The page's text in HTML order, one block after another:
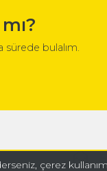
sürede bulalım.
çerez